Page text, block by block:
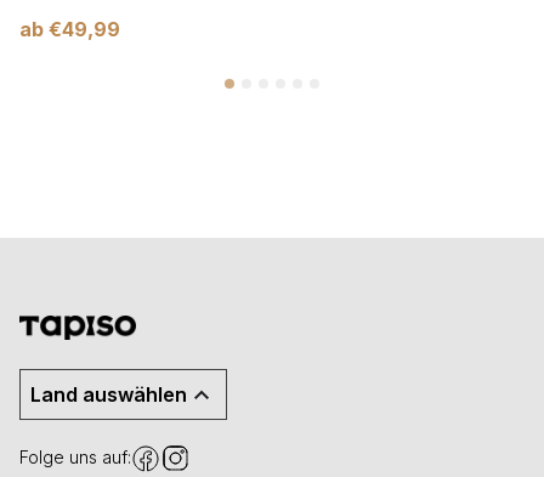
ab €49,99
Land auswählen
Folge uns auf: